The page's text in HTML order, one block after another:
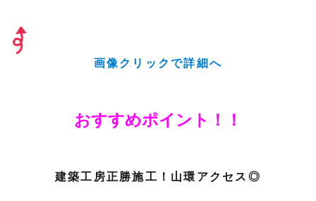
画像クリックで詳細へ
おすすめポイント！！
建築工房正勝施工！山環アクセス◎